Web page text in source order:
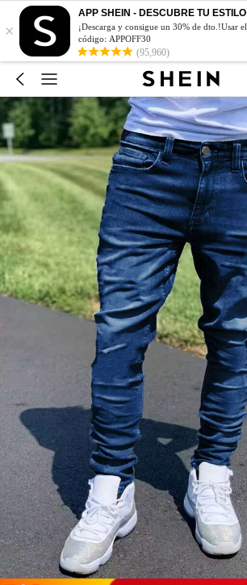
×
APP SHEIN - DESCUBRE TU ESTILO
¡Descarga y consigue un 30% de dto.!Usar el
código: APPOFF30
(95,960)